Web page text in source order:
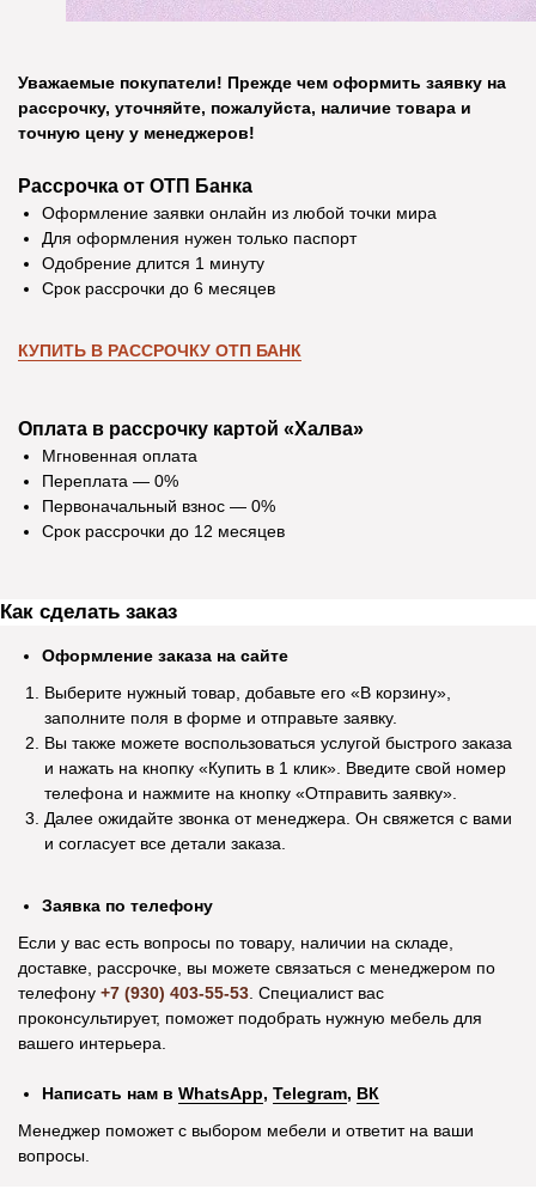
Уважаемые покупатели! Прежде чем оформить заявку на
рассрочку, уточняйте, пожалуйста, наличие товара и
точную цену у менеджеров!
Рассрочка от ОТП Банка
Оформление заявки онлайн из любой точки мира
Для оформления нужен только паспорт
Одобрение длится 1 минуту
Срок рассрочки до 6 месяцев
КУПИТЬ В РАССРОЧКУ ОТП БАНК
Оплата в рассрочку картой «Халва»
Мгновенная оплата
Переплата — 0%
Первоначальный взнос — 0%
Срок рассрочки до 12 месяцев
Как сделать заказ
Оформление заказа на сайте
Выберите нужный товар, добавьте его «В корзину»,
заполните поля в форме и отправьте заявку.
Вы также можете воспользоваться услугой быстрого заказа
и нажать на кнопку «Купить в 1 клик». Введите свой номер
телефона и нажмите на кнопку «Отправить заявку».
Далее ожидайте звонка от менеджера. Он свяжется с вами
и согласует все детали заказа.
Заявка по телефону
Если у вас есть вопросы по товару, наличии на складе,
доставке, рассрочке, вы можете связаться с менеджером по
телефону +7 (930) 403-55-53. Специалист вас
проконсультирует, поможет подобрать нужную мебель для
вашего интерьера.
Написать нам в WhatsApp, Telegram, ВК
Менеджер поможет с выбором мебели и ответит на ваши
вопросы.
Отзывы
Покупаю здесь мебель уже четвертый
раз. Мне нравится. Соотношение цены и
качества. Вежливый персонал, приятно
общаться с продавцами. Постоянным
покупателям делают индивидуальные
скидки. Спасибо!
Екатерина Д.
Посмотреть отзыв на Яндекс Картах
В магазине мебель
хорошее. Покупали
уже через пару
качественно
довольны. Спасибо
Посмотреть отзыв
Акционные товары
Информация
Оплата и доставка
Возврат и обмен
Оптовикам